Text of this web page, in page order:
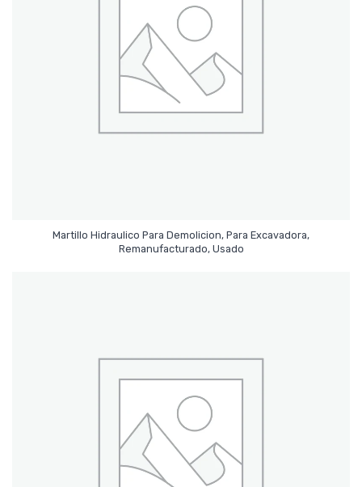
Martillo Hidraulico Para Demolicion, Para Excavadora,
Remanufacturado, Usado
Leer Más